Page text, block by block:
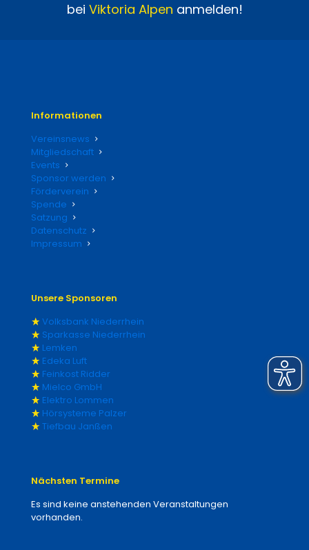
bei Viktoria Alpen anmelden!
Informationen
Vereinsnews
Mitgliedschaft
Events
Sponsor werden
Förderverein
Spende
Satzung
Datenschutz
Impressum
Unsere Sponsoren
Volksbank Niederrhein
Sparkasse Niederrhein
Lemken
Edeka Luft
Feinkost Ridder
Mielco GmbH
Elektro Lommen
Hörsysteme Palzer
Tiefbau Janßen
Nächsten Termine
Es sind keine anstehenden Veranstaltungen
vorhanden.